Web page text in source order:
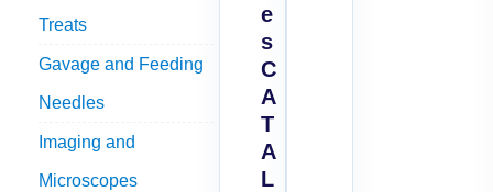
Treats
Gavage and Feeding
Needles
Imaging and
Microscopes
e
s
C
A
T
A
L